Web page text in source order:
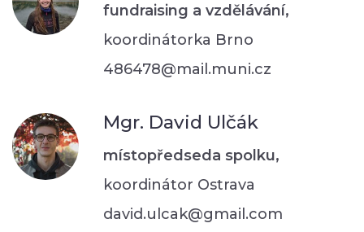
fundraising a vzdělávání,
koordinátorka Brno
486478@mail.muni.cz
Mgr. David Ulčák
místopředseda spolku,
koordinátor Ostrava
david.ulcak@gmail.com